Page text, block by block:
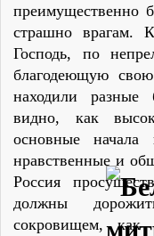
преимущественно
страшно врагам.
Господь, по
благодеющую
находили разные
видно, как
основные начала
нравственные и
Россия
должны
сокровищем, как